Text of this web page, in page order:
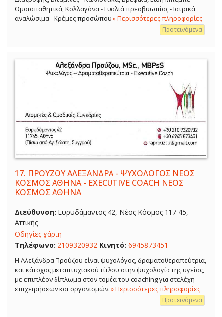
Ομοιοπαθητικά, Κολλαγόνα - Γυαλιά πρεσβυωπίας - Ιατρικά
αναλώσιμα - Κρέμες προσώπου » Περισσότερες πληροφορίες
Προτεινόμενα
17. ΠΡΟΥΖΟΥ ΑΛΕΞΑΝΔΡΑ - ΨΥΧΟΛΟΓΟΣ ΝΕΟΣ
ΚΟΣΜΟΣ ΑΘΗΝΑ - EXECUTIVE COACH ΝΕΟΣ
ΚΟΣΜΟΣ ΑΘΗΝΑ
Διεύθυνση: Ευρυδάμαντος 42, Νέος Κόσμος 117 45,
Αττικής
Οδηγίες χάρτη
Τηλέφωνο: 2109320932 Κινητό: 6945873451
Η Αλεξάνδρα Προύζου είναι ψυχολόγος, δραματοθεραπεύτρια,
και κάτοχος μεταπτυχιακού τίτλου στην ψυχολογία της υγείας,
με επιπλέον δίπλωμα στον τομέα του coaching για στελέχη
επιχειρήσεων και οργανισμών. » Περισσότερες πληροφορίες
Προτεινόμενα